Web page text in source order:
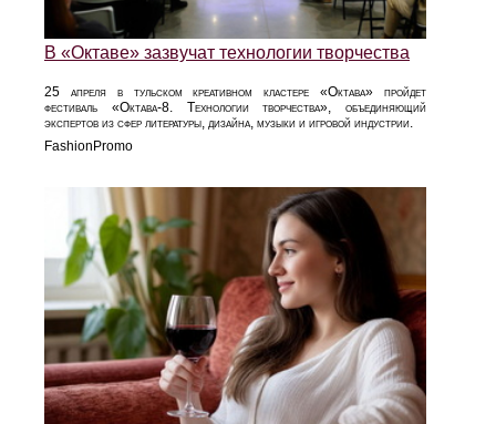
В «Октаве» зазвучат технологии творчества
25 апреля в тульском креативном кластере «Октава» пройдет
фестиваль «Октава-8. Технологии творчества», объединяющий
экспертов из сфер литературы, дизайна, музыки и игровой индустрии.
FashionPromo